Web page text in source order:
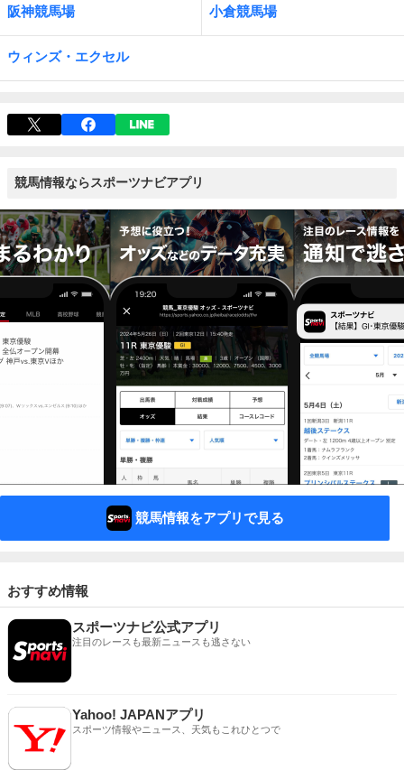
阪神競馬場 小倉競馬場
ウィンズ・エクセル
競馬情報ならスポーツナビアプリ
競馬情報をアプリで見る
おすすめ情報
スポーツナビ公式アプリ
注目のレースも最新ニュースも逃さない
Yahoo! JAPANアプリ
スポーツ情報やニュース、天気もこれひとつで